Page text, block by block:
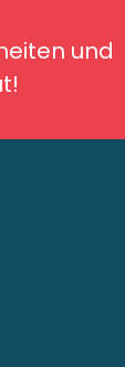
und
und deren